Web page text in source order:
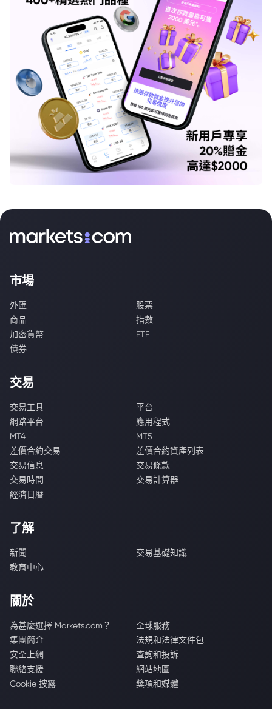
市場
外匯
股票
商品
指數
加密貨幣
ETF
債券
交易
交易工具
平台
網路平台
應用程式
MT4
MT5
差價合約交易
差價合約資產列表
交易信息
交易條款
交易時間
交易計算器
經濟日曆
了解
新聞
交易基礎知識
教育中心
關於
為甚麼選擇 Markets.com？
全球服務
集團簡介
法規和法律文件包
安全上網
查詢和投訴
聯絡支援
網站地圖
Cookie 披露
獎項和媒體